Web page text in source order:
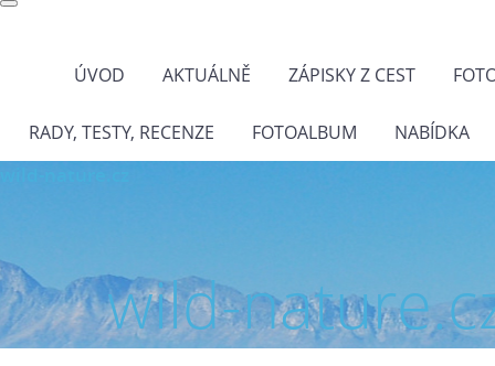
ÚVOD AKTUÁLNĚ ZÁPISKY Z CEST
RADY, TESTY, RECENZE FOTOALBUM NABÍDKA
wild-